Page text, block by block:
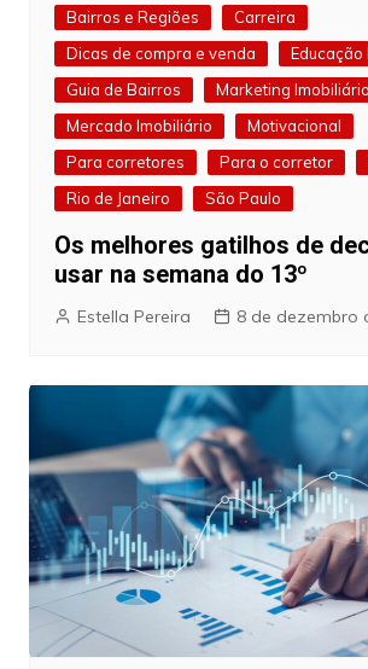
Bairros e Regiões
Carreira
Dicas de compra e venda
Educação
Guia de Bairros
Marketing Imobiliário
Mercado Imobiliário
Motivacional
Para corretores
Para o corretor
Rio de Janeiro
São Paulo
Os melhores gatilhos de
usar na semana do 13º
Estella Pereira 8 de dezembro